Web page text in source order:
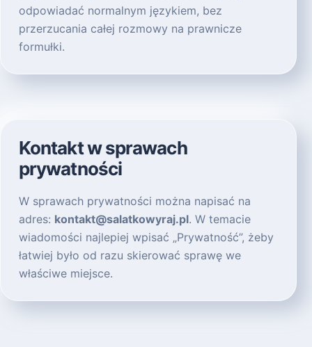
odpowiadać normalnym językiem, bez
przerzucania całej rozmowy na prawnicze
formułki.
Kontakt w sprawach
prywatności
W sprawach prywatności można napisać na
adres: kontakt@salatkowyraj.pl. W temacie
wiadomości najlepiej wpisać „Prywatność”, żeby
łatwiej było od razu skierować sprawę we
właściwe miejsce.